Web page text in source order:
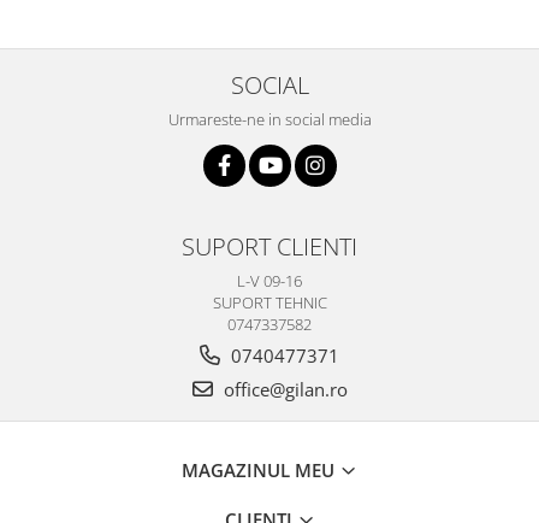
SOCIAL
Urmareste-ne in social media
SUPORT CLIENTI
L-V 09-16
SUPORT TEHNIC
0747337582
0740477371
office@gilan.ro
MAGAZINUL MEU